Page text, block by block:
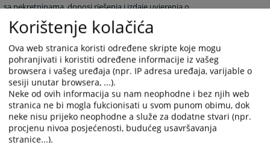
sa nekretninama, donosi rješenja i izdaje uvjerenja o
zemljišnoknjižnom stanju i obavlja druge poslove koji po prirodi
spadaju u djelokrug rada zemljišnoknjižne kancelarije.
1919PREGLEDA
Korištenje kolačića
Ova web stranica koristi određene skripte koje mogu
pohranjivati i koristiti određene informacije iz vašeg
browsera i vašeg uređaja (npr. IP adresa uređaja, varijable o
sesiji unutar browsera, ...).
Neke od ovih informacija su nam neophodne i bez njih web
stranica ne bi mogla fukcionisati u svom punom obimu, dok
neke nisu prijeko neophodne a služe za dodatne stvari (npr.
procjenu nivoa posjećenosti, budućeg usavršavanja
stranice...).